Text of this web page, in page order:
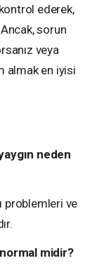
ederek,
sorun
veya
almak en iyisi
neden
problemleri ve
midir?